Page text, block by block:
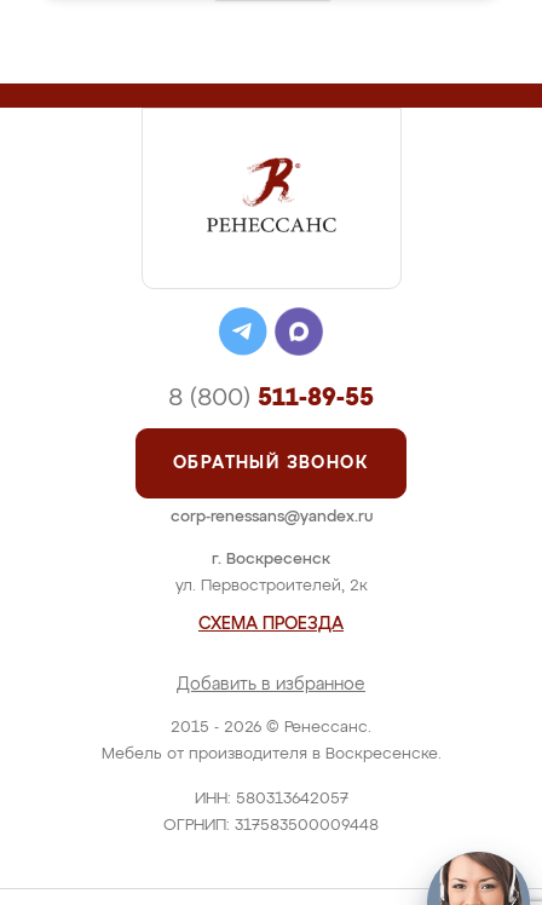
2015 - 2026 © Ренессанс.
Мебель от производителя в Воскресенске.
ИНН: 580313642057
ОГРНИП: 317583500009448
г. Воскресенск
ул. Первостроителей, 2к
СХЕМА ПРОЕЗДА
Добавить в избранное
8 (800) 511-89-55
ОБРАТНЫЙ ЗВОНОК
corp-renessans@yandex.ru